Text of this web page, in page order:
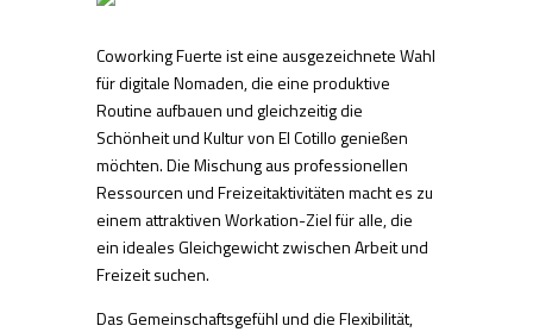
Coworking Fuerte ist eine ausgezeichnete Wahl
für digitale Nomaden, die eine produktive
Routine aufbauen und gleichzeitig die
Schönheit und Kultur von El Cotillo genießen
möchten. Die Mischung aus professionellen
Ressourcen und Freizeitaktivitäten macht es zu
einem attraktiven Workation-Ziel für alle, die
ein ideales Gleichgewicht zwischen Arbeit und
Freizeit suchen.
Das Gemeinschaftsgefühl und die Flexibilität,